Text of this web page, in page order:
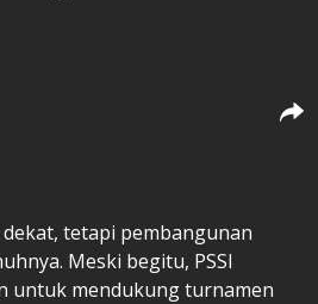
dekat, tetapi pembangunan
Meski begitu, PSSI
untuk mendukung turnamen